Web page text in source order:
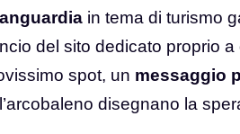
in tema di turismo
del sito dedicato proprio
spot, un messaggio
disegnano la